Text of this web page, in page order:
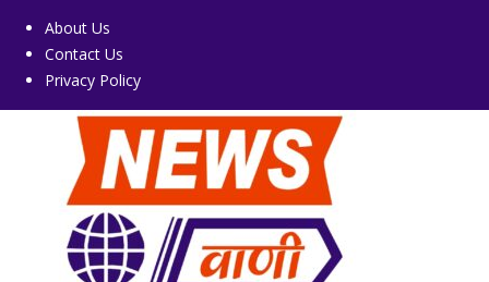
About Us
Contact Us
Privacy Policy